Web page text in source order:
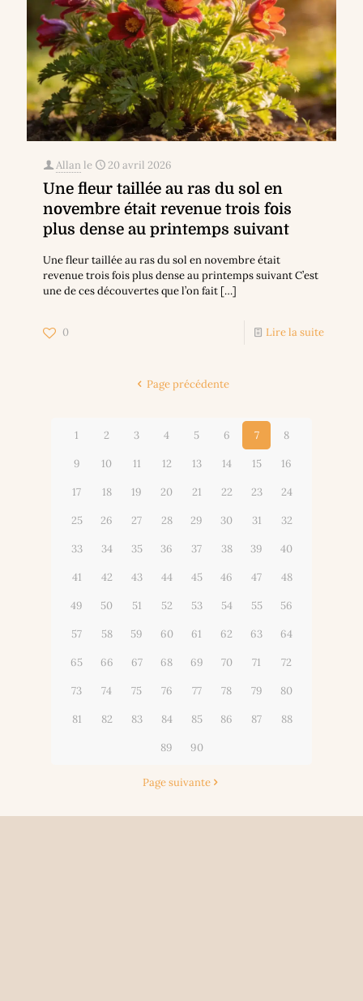
Allan le 20 avril 2026
Une fleur taillée au ras du sol en
novembre était revenue trois fois
plus dense au printemps suivant
Une fleur taillée au ras du sol en novembre était
revenue trois fois plus dense au printemps suivant C’est
une de ces découvertes que l’on fait […]
0 Lire la suite
Page précédente
1 2 3 4 5 6 7 8
9 10 11 12 13 14 15 16
17 18 19 20 21 22 23 24
25 26 27 28 29 30 31 32
33 34 35 36 37 38 39 40
41 42 43 44 45 46 47 48
49 50 51 52 53 54 55 56
57 58 59 60 61 62 63 64
65 66 67 68 69 70 71 72
73 74 75 76 77 78 79 80
81 82 83 84 85 86 87 88
89 90
Page suivante